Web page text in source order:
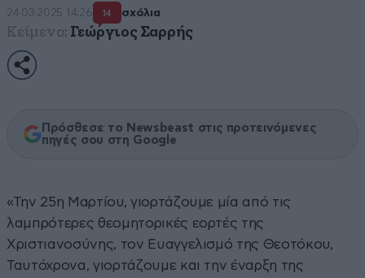
24·03·2025 14:26 14 σχόλια
Κείμενο: Γεώργιος Σαρρής
Πρόσθεσε το Newsbeast στις προτεινόμενες
πηγές σου στη Google
«Την 25η Μαρτίου, γιορτάζουμε μία από τις
λαμπρότερες θεομητορικές εορτές της
Χριστιανοσύνης, τον Ευαγγελισμό της Θεοτόκου,
Ταυτόχρονα, γιορτάζουμε και την έναρξη της